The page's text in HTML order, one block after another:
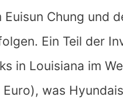
Chung und
Ein Teil der
in Louisiana im
was